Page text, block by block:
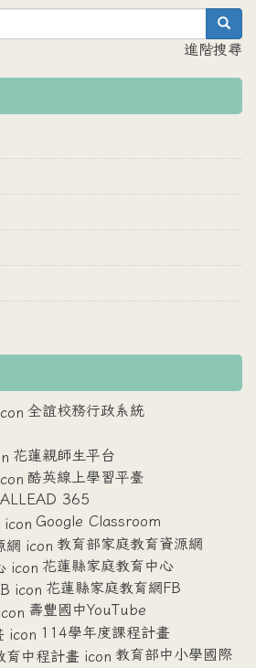
進階搜尋
全誼校務行政系統
花蓮親師生平台
酷英線上學習平臺
ALLEAD 365
Google Classroom
教育部家庭教育資源網
花蓮縣家庭教育中心
花蓮縣家庭教育網FB
壽豐國中YouTube
114學年度課程計畫
教育部中小學國際